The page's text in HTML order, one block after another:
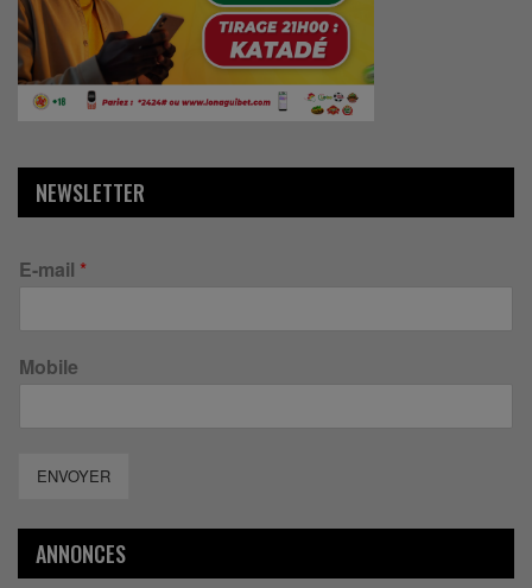
NEWSLETTER
E-mail *
Mobile
ENVOYER
ANNONCES